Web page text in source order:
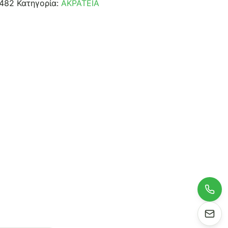
Κατηγορία: ΑΚΡΑΤΕΙΑ